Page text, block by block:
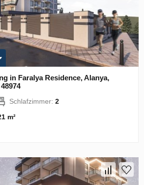
in Faralya Residence, Alanya,
Schlafzimmer:2
m²